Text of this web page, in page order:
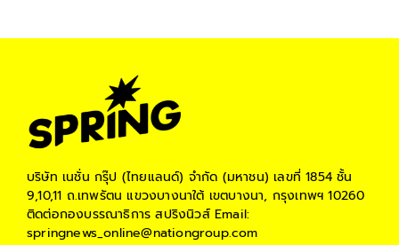
ภาวะเศรษฐกิจไม่แน่นอน
#วิกฤตเศรษฐกิจโลก
บริษัท เนชั่น กรุ๊ป (ไทยแลนด์) จำกัด (มหาชน) เลขที่ 1854 ชั้น
9,10,11 ถ.เทพรัตน แขวงบางนาใต้ เขตบางนา, กรุงเทพฯ 10260
ติดต่อกองบรรณาธิการ สปริงนิวส์Email:
springnews_online@nationgroup.com